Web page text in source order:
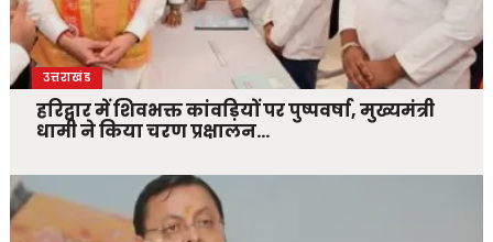
उत्तराखंड
हरिद्वार में शिवभक्त कांवड़ियों पर पुष्पवर्षा, मुख्यमंत्री
धामी ने किया चरण प्रक्षालन…